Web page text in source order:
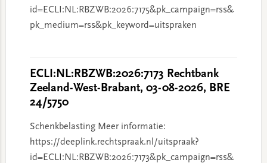
id=ECLI:NL:RBZWB:2026:7175&pk_campaign=rss&
pk_medium=rss&pk_keyword=uitspraken
ECLI:NL:RBZWB:2026:7173 Rechtbank
Zeeland-West-Brabant, 03-08-2026, BRE
24/5750
Schenkbelasting Meer informatie:
https://deeplink.rechtspraak.nl/uitspraak?
id=ECLI:NL:RBZWB:2026:7173&pk_campaign=rss&